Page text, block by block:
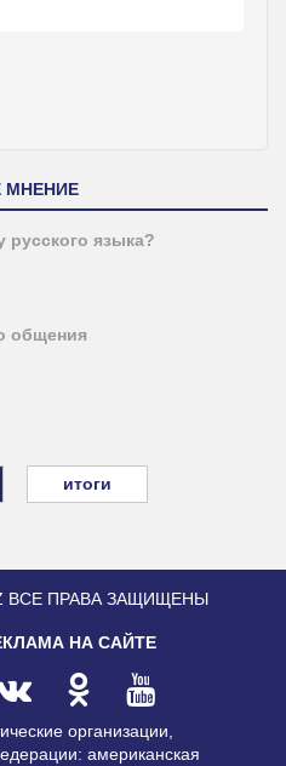
МНЕНИЕ
русского языка?
общения
итоги
ВСЕ ПРАВА ЗАЩИЩЕНЫ
НА САЙТЕ
организации,
американская